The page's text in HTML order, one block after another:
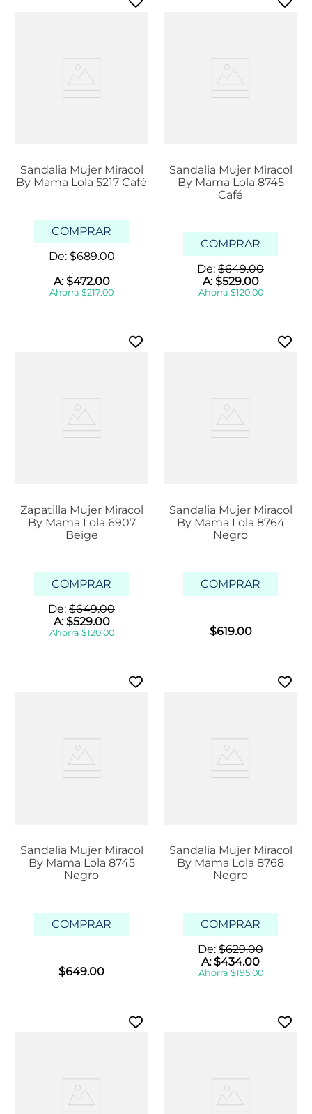
Sandalia Mujer Miracol
By Mama Lola 5217 Café
COMPRAR
De:$689.00
A:$472.00
Ahorra $217.00
Sandalia Mujer Miracol
By Mama Lola 8745
Café
COMPRAR
De: $649.00
A:$529.00
Ahorra $120.00
Zapatilla Mujer Miracol
By Mama Lola 6907
Beige
COMPRAR
De: $649.00
A:$529.00
Ahorra $120.00
Sandalia Mujer Miracol
By Mama Lola 8764
Negro
COMPRAR
$619.00
Sandalia Mujer Miracol
By Mama Lola 8745
Negro
COMPRAR
$649.00
Sandalia Mujer Miracol
By Mama Lola 8768
Negro
COMPRAR
De: $629.00
A:$434.00
Ahorra $195.00